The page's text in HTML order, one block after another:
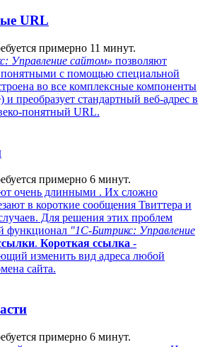
URL
примерно 11 минут.
Управление сайтом» позволяют
понятными с помощью специальной
во все комплексные компоненты
преобразует стандартный веб-адрес в
понятный URL.
примерно 6 минут.
очень длинными . Их сложно
в короткие сообщения Твиттера и
Для решения этих проблем
функционал "1С-Битрикс: Управление
. Короткая ссылка -
изменить вид адреса любой
сайта.
примерно 6 минут.